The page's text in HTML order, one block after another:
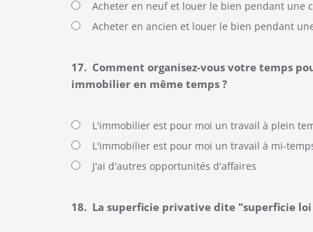
Acheter en neuf et louer le bien pendant une
Acheter en ancien et louer le bien pendant
17. Comment organisez-vous votre temps
immobilier en même temps ?
L'immobilier est pour moi un travail à plein
L'immobilier est pour moi un travail à mi-
J'ai d'autres opportunités d'affaires
18. La superficie privative dite "superficie loi